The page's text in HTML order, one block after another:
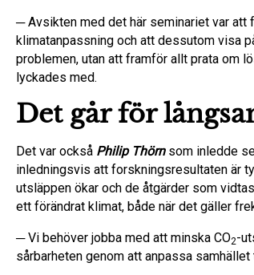
─ Avsikten med det här seminariet var
klimatanpassning och att dessutom visa
problemen, utan att framför allt prata om
lyckades med.
Det går för
Det var också Philip Thörnsom inledde
inledningsvis att forskningsresultaten är
utsläppen ökar och de åtgärder som
ett förändrat klimat, både när det gäller
─ Vi behöver jobba med att minska CO2-
sårbarheten genom att anpassa